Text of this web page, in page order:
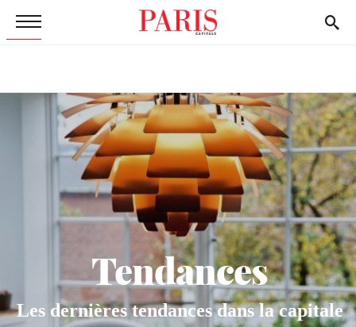
Tendances
Les dernières tendances dans la capitale